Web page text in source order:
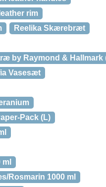
rim
Reelika Skærebræt
by Raymond & Hallmark
Vasesæt
Pack (L)
Rosmarin 1000 ml